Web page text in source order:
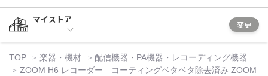
マイストア
変更
TOP 楽器・機材
配信機器・PA機器・レコーディング機器
ZOOM H6 レコーダー コーティングベタベタ除去済み ZOOM